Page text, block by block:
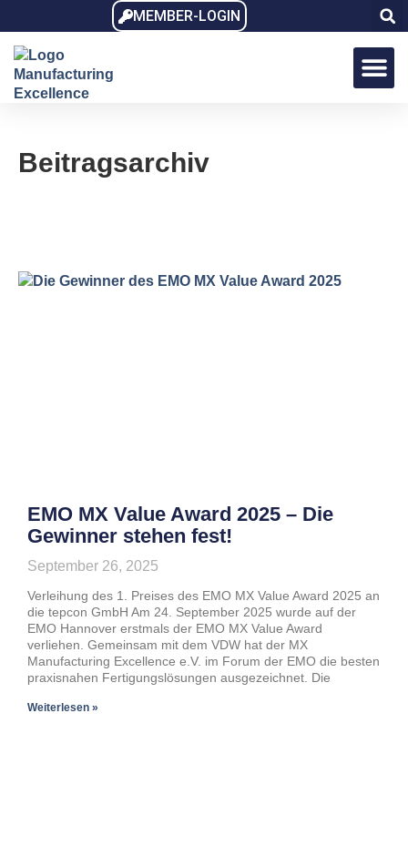
MEMBER-LOGIN
Beitragsarchiv
EMO MX Value Award 2025 – Die
Gewinner stehen fest!
September 26, 2025
Verleihung des 1. Preises des EMO MX Value Award 2025 an
die tepcon GmbH Am 24. September 2025 wurde auf der
EMO Hannover erstmals der EMO MX Value Award
verliehen. Gemeinsam mit dem VDW hat der MX
Manufacturing Excellence e.V. im Forum der EMO die besten
praxisnahen Fertigungslösungen ausgezeichnet. Die
Weiterlesen »